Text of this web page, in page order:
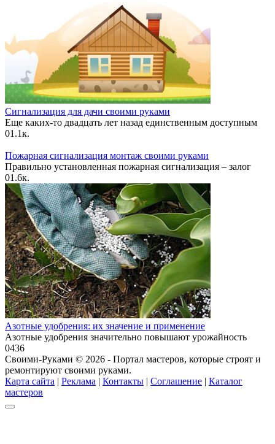
Сигнализация для дачи своими руками
Еще каких-то двадцать лет назад единственным доступным
01.1к.
Пожарная сигнализация монтаж своими руками
Правильно установленная пожарная сигнализация – залог
01.6к.
Азотные удобрения: их значение и применение
Азотные удобрения значительно повышают урожайность
0436
Своими-Руками © 2026 - Портал мастеров, которые строят и
ремонтируют своими руками.
Карта сайта | Реклама | Контакты | Соглашение | Каталог
мастеров